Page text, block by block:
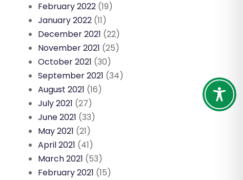
February 2022 (19)
January 2022 (11)
December 2021 (22)
November 2021 (25)
October 2021 (30)
September 2021 (34)
August 2021 (16)
July 2021 (27)
June 2021 (33)
May 2021 (21)
April 2021 (41)
March 2021 (53)
February 2021 (15)